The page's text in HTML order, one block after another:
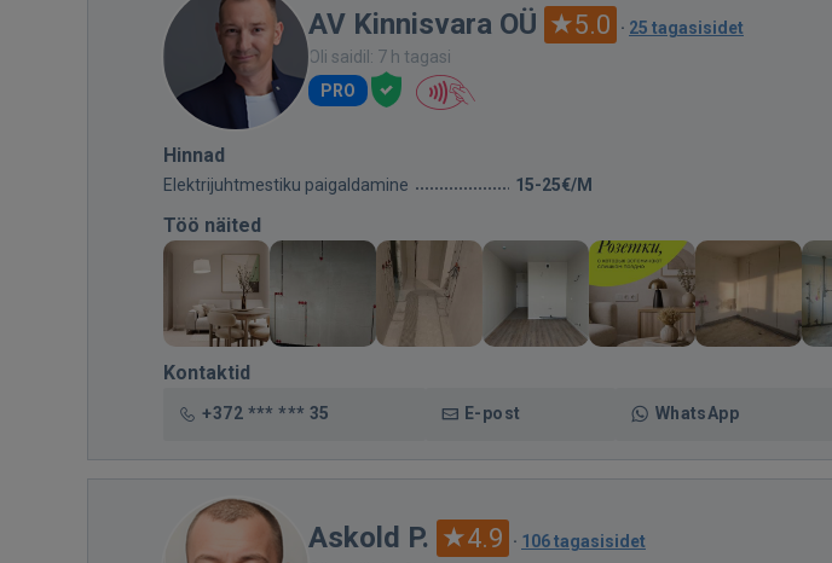
AV Kinnisvara OÜ 5.0 · 25 tagasisidet
Oli saidil: 7 h tagasi
PRO
Hinnad
Elektrijuhtmestiku paigaldamine 15-25€/M
Töö näited
Kontaktid
+372 *** *** 35 E-post WhatsApp
Askold P. 4.9 · 106 tagasisidet